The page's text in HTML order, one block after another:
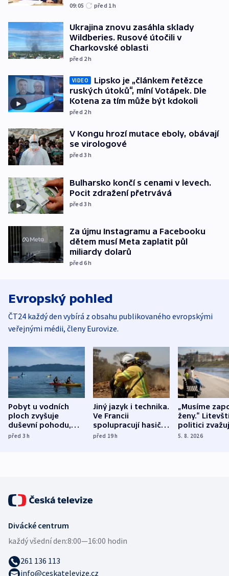
09:05 před 1h
Ukrajina znovu zasáhla sklady
Wildberies. Rusové útočili v
Charkovské oblasti
před 2h
VIDEO
Lipsko je „článkem řetězce
ruských útoků“, míní Votápek. Dle
Kotena za tím může být kdokoli
před 2h
V Kongu hrozí mutace eboly, obávají
se virologové
před 3h
Bulharsko končí s cenami v levech.
Pocit zdražení přetrvává
před 3h
Za újmu Instagramu a Facebooku
dětem musí Meta zaplatit půl
miliardy dolarů
před 6h
Evropský pohled
ČT24 každý den vybírá z obsahu publikovaného evropskými
veřejnými médii, členy Eurovize.
Pobyt u vodních
ploch zvyšuje
duševní pohodu,
ukázala
před 3h
Jiný jazyk i technika.
Ve Francii
spolupracují hasiči z
různých zemí
před 19h
„Musíme
ženy.“
politici
dohodu o
5. 8. 2026
Divácké centrum
každý všední den:8:00—16:00 hodin
261 136 113
info@ceskatelevize.cz